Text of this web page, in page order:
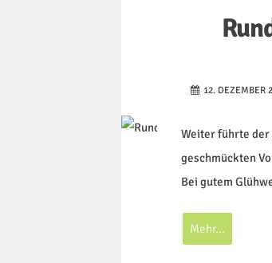
12. DEZEMBER
Weiter führte der
geschmückten
Bei gutem
Mehr...